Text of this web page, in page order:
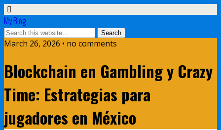
My Blog
March 26, 2026 • no comments
Blockchain en Gambling y Crazy
Time: Estrategias para
jugadores en México